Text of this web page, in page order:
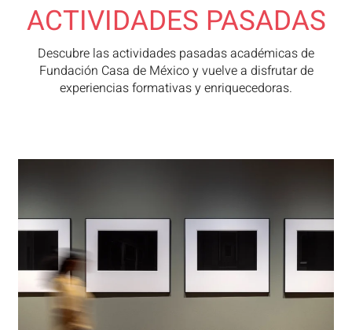
ACTIVIDADES PASADAS
Descubre las actividades pasadas académicas de
Fundación Casa de México y vuelve a disfrutar de
experiencias formativas y enriquecedoras.